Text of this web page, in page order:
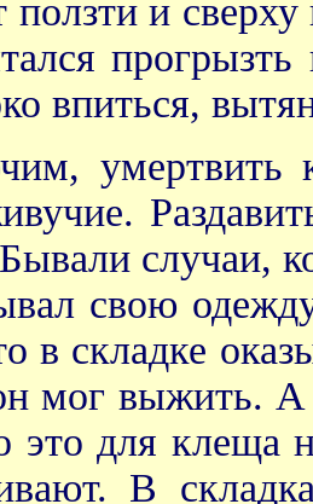
и
впиться,
умертвить
случаи,
свою
в складке
мог выжить. А
это для клеща
В